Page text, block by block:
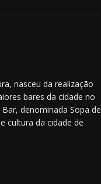
nasceu da realização
bares da cidade no
denominada Sopa de
cultura da cidade de